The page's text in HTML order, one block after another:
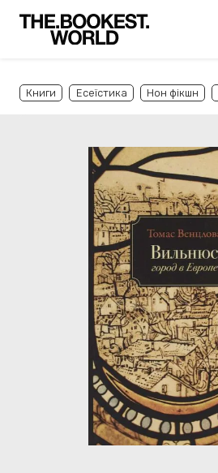
Книги Есеїстика Нон фікшн